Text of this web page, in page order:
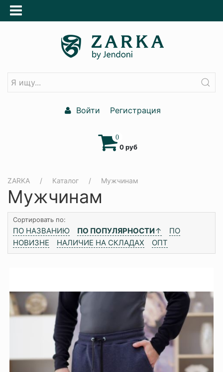
Войти Регистрация
0
0 руб
ZARKA Каталог Мужчинам
Мужчинам
Сортировать по:
ПО НАЗВАНИЮ ПО ПОПУЛЯРНОСТИ↑
ПО
НОВИЗНЕ
НАЛИЧИЕ НА СКЛАДАХ ОПТ